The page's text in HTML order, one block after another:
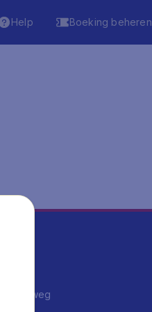
Help Boeking beheren
weg